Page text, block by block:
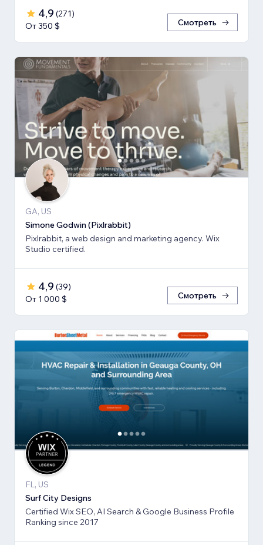
4,9 (271)
От 350 $
Смотреть
GA, US
Simone Godwin (Pixlrabbit)
Pixlrabbit, a web design and marketing agency. Wix
Studio certified.
4,9 (39)
От 1 000 $
Смотреть
FL, US
Surf City Designs
Certified Wix SEO, AI Search & Google Business Profile
Ranking since 2017